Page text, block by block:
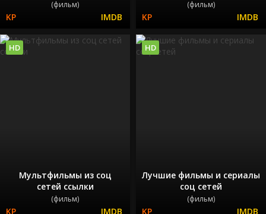
(фильм) (фильм)
Мультфильмы из соц
сетей ссылки
(фильм)
HD
Лучшие фильмы и сериалы
соц сетей
(фильм)
HD